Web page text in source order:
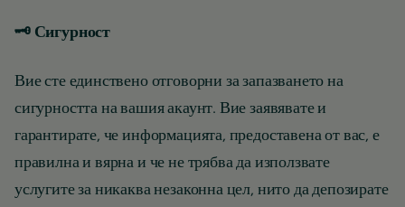
🗝️ Сигурност
Вие сте единствено отговорни за запазването на
сигурността на вашия акаунт. Вие заявявате и
гарантирате, че информацията, предоставена от вас, е
правилна и вярна и че не трябва да използвате
услугите за никаква незаконна цел, нито да депозирате